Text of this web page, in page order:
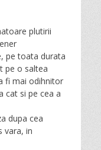
plutirii
pe toata durata
pe o saltea
fi mai odihnitor
cat si pe cea a
dupa cea
vara, in